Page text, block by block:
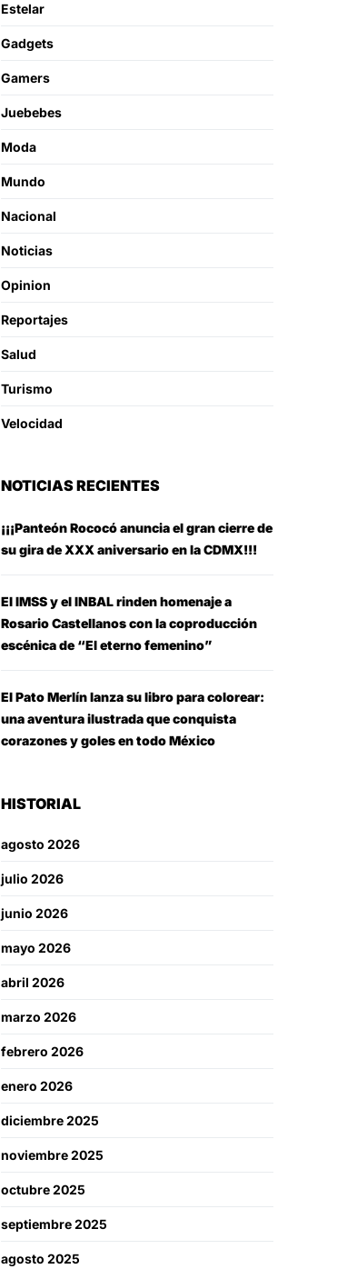
Estelar
Gadgets
Gamers
Juebebes
Moda
Mundo
Nacional
Noticias
Opinion
Reportajes
Salud
Turismo
Velocidad
NOTICIAS RECIENTES
¡¡¡Panteón Rococó anuncia el gran cierre de
su gira de XXX aniversario en la CDMX!!!
El IMSS y el INBAL rinden homenaje a
Rosario Castellanos con la coproducción
escénica de “El eterno femenino”
El Pato Merlín lanza su libro para colorear:
una aventura ilustrada que conquista
corazones y goles en todo México
HISTORIAL
agosto 2026
julio 2026
junio 2026
mayo 2026
abril 2026
marzo 2026
febrero 2026
enero 2026
diciembre 2025
noviembre 2025
octubre 2025
septiembre 2025
agosto 2025